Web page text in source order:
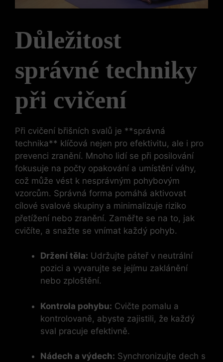
Důležitost
správné techniky
při cvičení
Při cvičení břišních svalů je **správná
technika** klíčová nejen pro efektivitu, ale i pro
prevenci zranění. Mnoho lidí se při posilování
fokusuje na počty opakování a umístění váhy,
což může vést k nesprávným pohybovým
vzorcům. Správná forma pomáhá aktivovat
cílové svalové skupiny a minimalizuje riziko
přetížení nebo zranění. Zaměřte se na to, jak
cvičíte, a snažte se vnímat každý pohyb.
Držení těla: Udržujte páteř v neutrální
pozici a vyvarujte se jejímu zaklánění
nebo zploštění.
Kontrola pohybu: Cvičte pomalu a
kontrolovaně, abyste zajistili, že každý
sval pracuje efektivně.
Nádech a výdech: Synchronizujte dech s